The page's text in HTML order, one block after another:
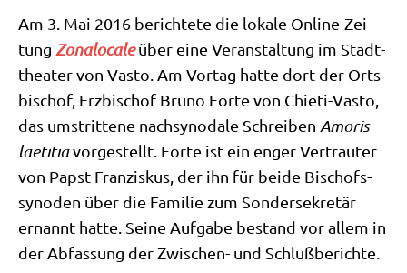
Am 3. Mai 2016 berich­te­te die loka­le Online-Zei­
tung Zona­lo­ca­leüber eine Ver­an­stal­tung im Stadt­
thea­ter von Vas­to. Am Vor­tag hat­te dort der Orts­
bi­schof, Erz­bi­schof Bru­no For­te von Chie­ti-Vas­to,
das umstrit­te­ne nach­syn­oda­le Schrei­ben Amo­ris
lae­ti­tiavor­ge­stellt. For­te ist ein enger Ver­trau­ter
von Papst Fran­zis­kus, der ihn für bei­de Bischofs­
syn­oden über die Fami­lie zum Son­der­se­kre­tär
ernannt hat­te. Sei­ne Auf­ga­be bestand vor allem in
der Abfas­sung der Zwi­schen- und Schlußberichte.